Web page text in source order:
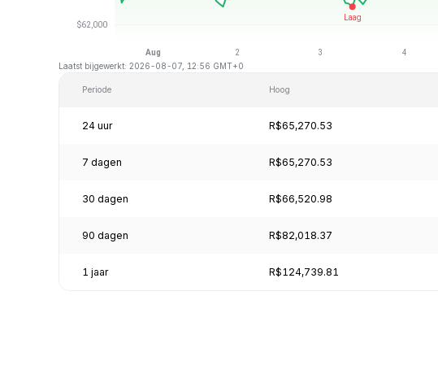
Laatst bijgewerkt: 2026-08-07, 12:56 GMT+0
Periode Hoog
24 uur R$65,270.53
7 dagen R$65,270.53
30 dagen R$66,520.98
90 dagen R$82,018.37
1 jaar R$124,739.81